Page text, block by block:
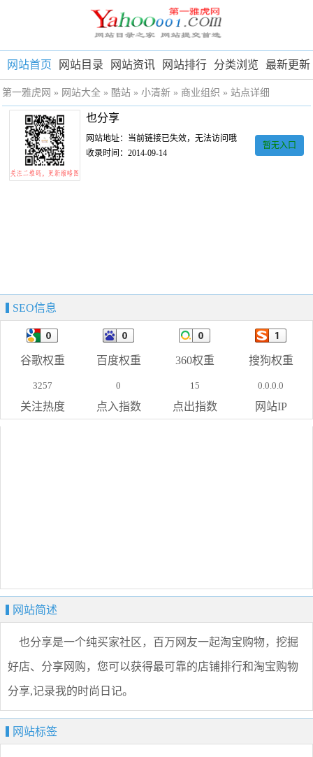
网站首页 网站目录 网站资讯 网站排行 分类浏览 最新更新
第一雅虎网 » 网站大全 » 酷站 » 小清新 » 商业组织 » 站点详细
也分享
网站地址：当前链接已失效，无法访问哦
收录时间：2014-09-14
暂无入口
SEO信息
谷歌权重 百度权重 360权重 搜狗权重
3257
关注热度
0
点入指数
15
点出指数
0.0.0.0
网站IP
网站简述
也分享是一个纯买家社区，百万网友一起淘宝购物，挖掘
好店、分享网购，您可以获得最可靠的店铺排行和淘宝购物
分享,记录我的时尚日记。
网站标签